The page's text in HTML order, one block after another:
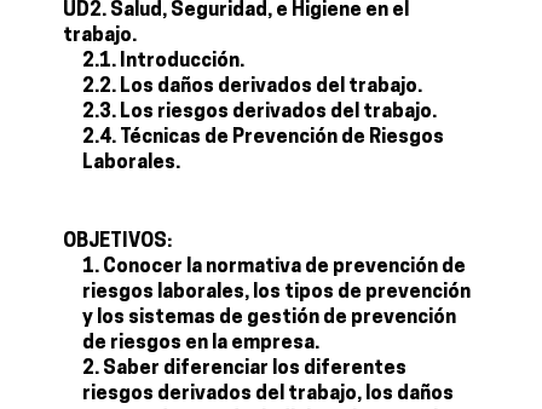
UD2. Salud, Seguridad, e Higiene en el
trabajo.
2.1. Introducción.
2.2. Los daños derivados del trabajo.
2.3. Los riesgos derivados del trabajo.
2.4. Técnicas de Prevención de Riesgos
Laborales.
OBJETIVOS:
Conocer la normativa de prevención de
riesgos laborales, los tipos de prevención
y los sistemas de gestión de prevención
de riesgos en la empresa.
Saber diferenciar los diferentes
riesgos derivados del trabajo, los daños